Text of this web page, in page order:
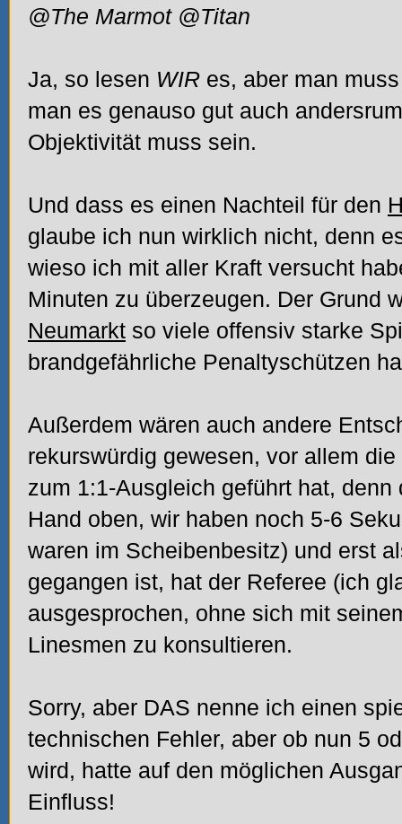
@The Marmot @Titan
Ja, so lesen WIR es, aber man
man es genauso gut auch
Objektivität muss sein.
Und dass es einen Nachteil für den
glaube ich nun wirklich nicht, denn
wieso ich mit aller Kraft versucht
Minuten zu überzeugen. Der Grund
Neumarkt so viele offensiv starke
brandgefährliche Penaltyschützen
Außerdem wären auch andere
rekurswürdig gewesen, vor allem
zum 1:1-Ausgleich geführt hat,
Hand oben, wir haben noch 5-6
waren im Scheibenbesitz) und erst
gegangen ist, hat der Referee (ich
ausgesprochen, ohne sich mit
Linesmen zu konsultieren.
Sorry, aber DAS nenne ich einen
technischen Fehler, aber ob nun 5
wird, hatte auf den möglichen
Einfluss!